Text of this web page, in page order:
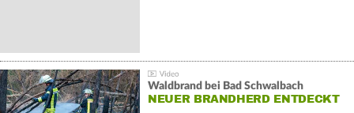
Waldbrand bei Bad Schwalbach
NEUER BRANDHERD ENTDECKT